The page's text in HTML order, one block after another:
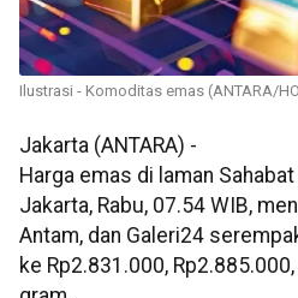
Ilustrasi - Komoditas emas (ANTARA/
Jakarta (ANTARA) -
Harga emas di laman
Jakarta, Rabu, 07.54 WIB,
Antam, dan Galeri24
ke Rp2.831.000,